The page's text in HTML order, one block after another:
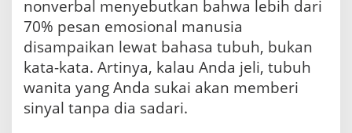
d
e
n
g
a
e
nonverbal menyebutkan bahwa lebih dari
70% pesan emosional manusia
disampaikan lewat bahasa tubuh, bukan
kata-kata. Artinya, kalau Anda jeli, tubuh
wanita yang Anda sukai akan memberi
sinyal tanpa dia sadari.